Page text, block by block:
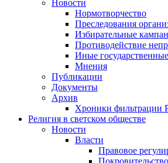
Новости
Нормотворчество
Преследования
Избирательные
Противодействие
Иные
Мнения
Публикации
Документы
Архив
Хроники фильтрации
Религия в светском обществе
Новости
Власти
Правовое